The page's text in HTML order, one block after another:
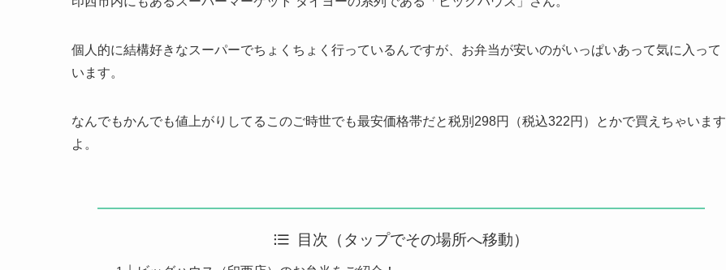
個人的に結構好きなスーパーでちょくちょく行っているんですが、お弁当が安いのがいっぱいあって気に入って
います。
なんでもかんでも値上がりしてるこのご時世でも最安価格帯だと税別298円（税込322円）とかで買えちゃいます
よ。
目次（タップでその場所へ移動）